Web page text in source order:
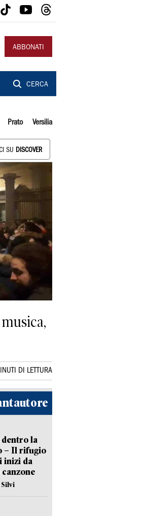
ABBONATI
CERCA
Prato Versilia
SU DISCOVER
DI LETTURA
la
– Il rifugio
inizi da
Silvi